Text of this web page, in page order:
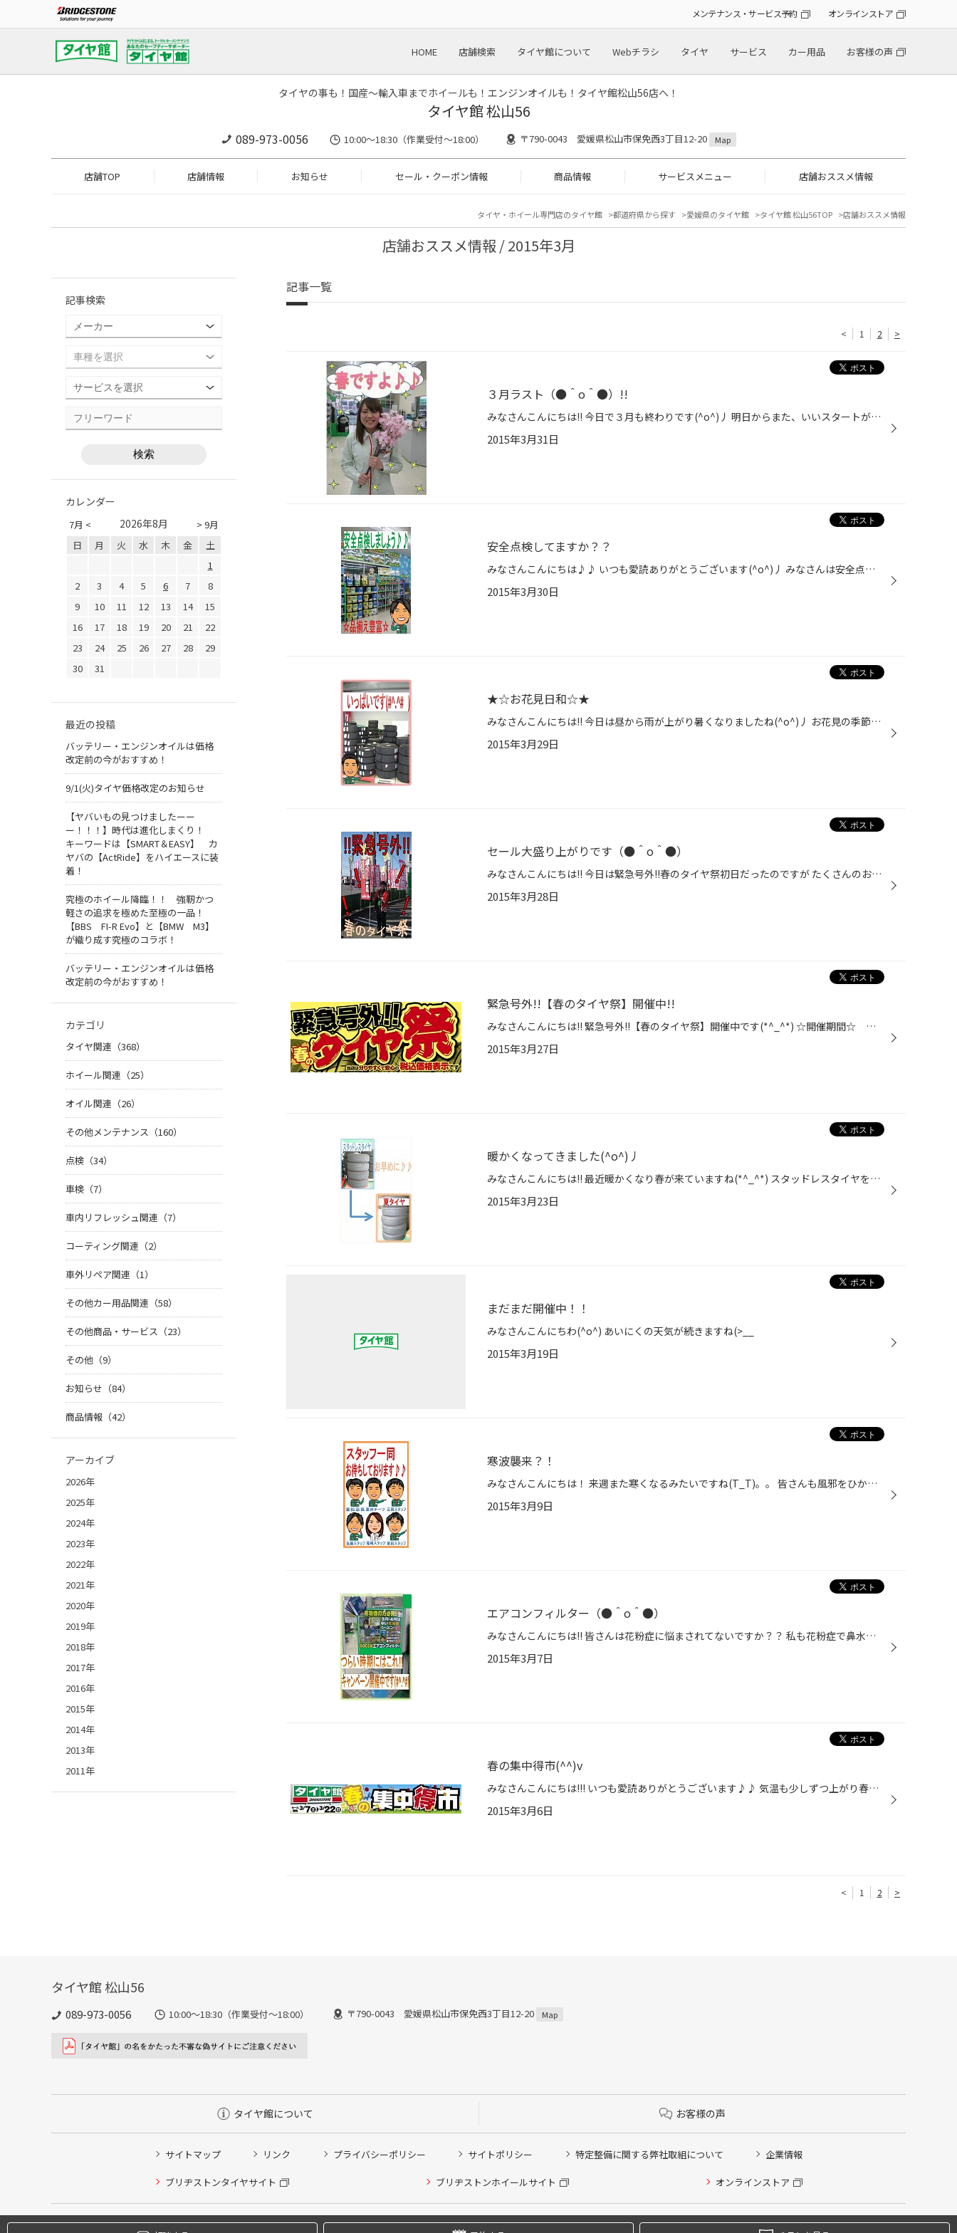
メンテナンス・サービス予約 オンラインストア
HOME 店舗検索 タイヤ館について Webチラシ タイヤ サービス カー用品 お客様の声
タイヤの事も！国産～輸入車までホイールも！エンジンオイルも！タイヤ館松山56店へ！
タイヤ館 松山56
089-973-0056 10:00～18:30（作業受付～18:00） 〒790-0043 愛媛県松山市保免西3丁目12-20 Map
店舗TOP 店舗情報 お知らせ セール・クーポン情報 商品情報 サービスメニュー 店舗おススメ情報
タイヤ・ホイール専門店のタイヤ館 都道府県から探す 愛媛県のタイヤ館 タイヤ館 松山56TOP 店舗おススメ情報
店舗おススメ情報 / 2015年3月
記事一覧
< 1 2 >
３月ラスト（●＾o＾●）!!
みなさんこんにちは!! 今日で３月も終わりです(^o^)丿 明日からまた、いいスタートが切れるよう頑張って行きましょう♪ 松山市の桜の見ごろは４月上旬～中旬にかけてだそうですよ(^O^) 花粉症の方は薬を飲むのを忘れずに!!＼(◎o◎)／！ セールも引き続き開催中ですので是非ご来店下さいね☆★ くりた
2015年3月31日
安全点検してますか？？
みなさんこんにちは♪♪ いつも愛読ありがとうございます(^o^)丿 みなさんは安全点検定期的に行っていますか！？ 急なバッテリー上がりや雨の日のガラスのふき取り不良・空気圧不足！！ 事故にもつながりかねないので定期的に点検をしてあげましょう!! 特に季節の変わり目はメンテナンス品が弱ってし...
2015年3月30日
★☆お花見日和☆★
みなさんこんにちは!! 今日は昼から雨が上がり暑くなりましたね(^o^)丿 お花見の季節も近づいて気分がいいです(*^_^*) 只今セール真っ最中です!! 一部ですがこんなにも夏タイヤへの交換のお客様が ご来店いただいております!! お客様の集中により待ち時間が長くなっておりますがご了承ください(>_
2015年3月29日
セール大盛り上がりです（●＾o＾●）
みなさんこんにちは!! 今日は緊急号外!!春のタイヤ祭初日だったのですが たくさんのお客様の来店により大盛り上がりでした ありがとうございます!!(^o^)丿 スタッドレスタイヤから夏タイヤへの交換が増えてきているのですが 交換の際はスタッフが交換タイヤがまだ使用できるか等を確認 いたしますの...
2015年3月28日
緊急号外!!【春のタイヤ祭】開催中!!
みなさんこんにちは!! 緊急号外!!【春のタイヤ祭】開催中です(*^_^*) ☆開催期間☆ 「３月２８日（土）～４月１２日（日）」 軽カーからＳＵＶ車まで多数ご用意しています!!他にもタイヤ専門店ならではの 取付技術やタイヤを長持ちさせる秘訣等ご説明いたします!! もちろんメンテナンス品やホイール...
2015年3月27日
暖かくなってきました(^o^)丿
みなさんこんにちは!! 最近暖かくなり春が来ていますね(*^_^*) スタッドレスタイヤをまだはかれている方はお早めに夏タイヤに 交換してくださいね♪♪♪♪ 当店では、専門店ならではの脱着メニューをご用意しています☆★ (１) 脱着 (２) 脱着＋バランス (３) 脱着＋バランス＋センターフィット センター...
2015年3月23日
まだまだ開催中！！
みなさんこんにちわ(^o^) あいにくの天気が続きますね(>__
2015年3月19日
寒波襲来？！
みなさんこんにちは！ 来週また寒くなるみたいですね(T_T)。。 皆さんも風邪をひかないよう注意いてくださいね!! 来週の寒さが過ぎてから夏タイヤへの交換が集中する可能性が ありますので、よろしければお時間の余裕をもってご来店下さい(>_
2015年3月9日
エアコンフィルター（●＾o＾●）
みなさんこんにちは!! 皆さんは花粉症に悩まされてないですか？？ 私も花粉症で鼻水・鼻づまりに悩まされています(>_
2015年3月7日
春の集中得市(^^)v
みなさんこんにちは!!! いつも愛読ありがとうございます♪♪ 気温も少しずつ上がり春が近づいていますね(^o^)丿 ただ私は花粉症に悩まされています(>_
2015年3月6日
< 1 2 >
記事検索
カレンダー
7月 < > 9月
2026年8月
日 月 火 水 木 金
土
1
2
3 4 5 6 7
8
9
10 11 12 13 14
15
16
17 18 19 20 21
22
23
24 25 26 27 28
29
30
31
最近の投稿
バッテリー・エンジンオイルは価格
改定前の今がおすすめ！
9/1(火)タイヤ価格改定のお知らせ
【ヤバいもの見つけましたーー
ー！！！】時代は進化しまくり！
キーワードは【SMART＆EASY】 カ
ヤバの【ActRide】をハイエースに装
着！
究極のホイール降臨！！ 強靭かつ
軽さの追求を極めた至極の一品！
【BBS FI-R Evo】と【BMW M3】
が織り成す究極のコラボ！
バッテリー・エンジンオイルは価格
改定前の今がおすすめ！
カテゴリ
タイヤ関連（368）
ホイール関連（25）
オイル関連（26）
その他メンテナンス（160）
点検（34）
車検（7）
車内リフレッシュ関連（7）
コーティング関連（2）
車外リペア関連（1）
その他カー用品関連（58）
その他商品・サービス（23）
その他（9）
お知らせ（84）
商品情報（42）
アーカイブ
2026年
2025年
2024年
2023年
2022年
2021年
2020年
2019年
2018年
2017年
2016年
2015年
2014年
2013年
2011年
タイヤ館 松山56
089-973-0056 10:00～18:30（作業受付～18:00） 〒790-0043 愛媛県松山市保免西3丁目12-20 Map
タイヤ館について お客様の声
サイトマップ リンク プライバシーポリシー サイトポリシー 特定整備に関する弊社取組について 企業情報
ブリヂストンタイヤサイト ブリヂストンホイールサイト オンラインストア
Copyright © 2024 Bridgestone Retail Co.,Ltd. All rights Reserved.
タイヤ点検・安全点検/タイヤ履き替え/オイル交換/その他ピット作業の予約
クローク契約会員専用タイヤ履き替え※タイヤ履き替えを希望のクローク契約会員の方はこちらを選択ください
本日のタイヤ履き替え順番待ち予約 ※クローク契約会員の方はご利用いただけません